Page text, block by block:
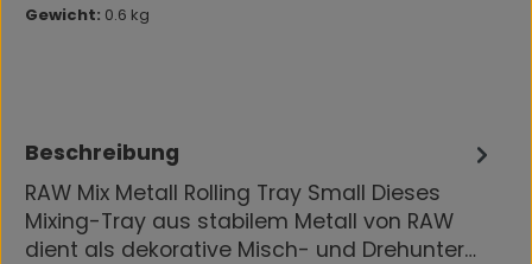
Gewicht: 0.6 kg
Beschreibung
RAW Mix Metall Rolling Tray Small Dieses
Mixing-Tray aus stabilem Metall von RAW
dient als dekorative Misch- und Drehunter…